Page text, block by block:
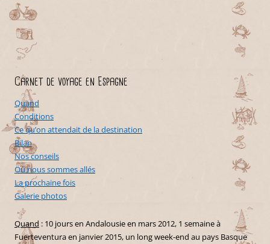
Carnet de voyage en Espagne
Quand
Conditions
Ce qu’on attendait de la destination
Bilan
Nos conseils
Où nous sommes allés
La prochaine fois
Galerie photos
Quand : 10 jours en Andalousie en mars 2012, 1 semaine à
Fuerteventura en janvier 2015, un long week-end au pays Basque